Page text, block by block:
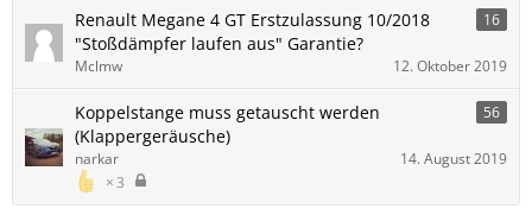
Renault Megane 4 GT Erstzulassung 10/2018
"Stoßdämpfer laufen aus" Garantie?
16
Mclmw 12. Oktober 2019
Koppelstange muss getauscht werden
(Klappergeräusche)
56
3
narkar 14. August 2019